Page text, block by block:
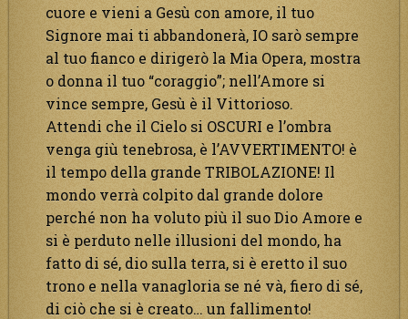
cuore e vieni a Gesù con amore, il tuo
Signore mai ti abbandonerà, IO sarò sempre
al tuo fianco e dirigerò la Mia Opera, mostra
o donna il tuo “coraggio”; nell’Amore si
vince sempre, Gesù è il Vittorioso.
Attendi che il Cielo si OSCURI e l’ombra
venga giù tenebrosa, è l’AVVERTIMENTO! è
il tempo della grande TRIBOLAZIONE! Il
mondo verrà colpito dal grande dolore
perché non ha voluto più il suo Dio Amore e
si è perduto nelle illusioni del mondo, ha
fatto di sé, dio sulla terra, si è eretto il suo
trono e nella vanagloria se né và, fiero di sé,
di ciò che si è creato… un fallimento!